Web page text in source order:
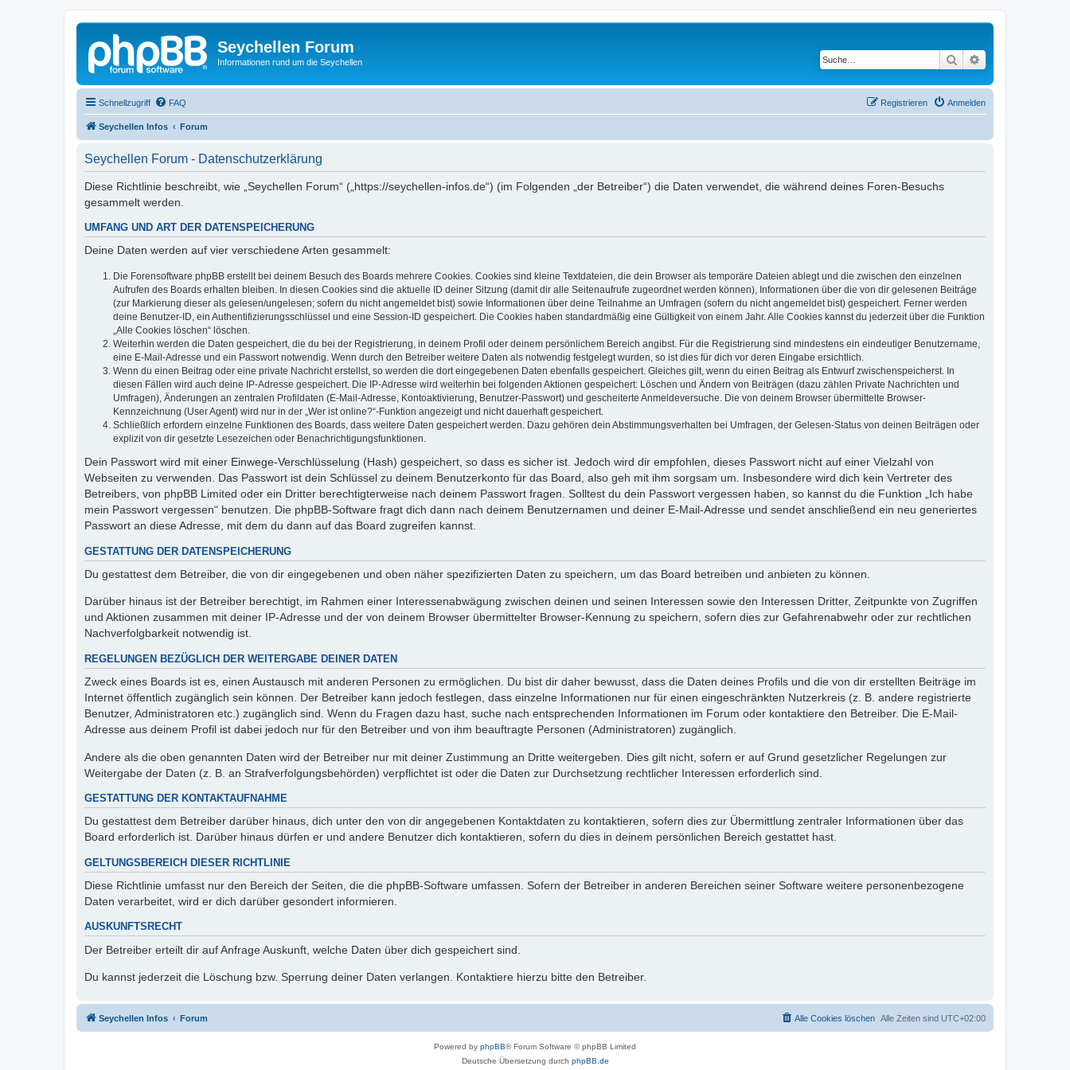
Seychellen Forum
Informationen rund um die Seychellen Suche
Schnellzugriff FAQ Anmelden
Registrieren
Seychellen Infos Forum
Seychellen Forum - Datenschutzerklärung
Diese Richtlinie beschreibt, wie „Seychellen Forum“ („https://seychellen-infos.de“) (im Folgenden „der Betreiber“) die Daten verwendet, die während deines Foren-Besuchs
gesammelt werden.
UMFANG UND ART DER DATENSPEICHERUNG
Deine Daten werden auf vier verschiedene Arten gesammelt:
Die Forensoftware phpBB erstellt bei deinem Besuch des Boards mehrere Cookies. Cookies sind kleine Textdateien, die dein Browser als temporäre Dateien ablegt und die zwischen den einzelnen
Aufrufen des Boards erhalten bleiben. In diesen Cookies sind die aktuelle ID deiner Sitzung (damit dir alle Seitenaufrufe zugeordnet werden können), Informationen über die von dir gelesenen Beiträge
(zur Markierung dieser als gelesen/ungelesen; sofern du nicht angemeldet bist) sowie Informationen über deine Teilnahme an Umfragen (sofern du nicht angemeldet bist) gespeichert. Ferner werden
deine Benutzer-ID, ein Authentifizierungsschlüssel und eine Session-ID gespeichert. Die Cookies haben standardmäßig eine Gültigkeit von einem Jahr. Alle Cookies kannst du jederzeit über die Funktion
„Alle Cookies löschen“ löschen.
Weiterhin werden die Daten gespeichert, die du bei der Registrierung, in deinem Profil oder deinem persönlichem Bereich angibst. Für die Registrierung sind mindestens ein eindeutiger Benutzername,
eine E-Mail-Adresse und ein Passwort notwendig. Wenn durch den Betreiber weitere Daten als notwendig festgelegt wurden, so ist dies für dich vor deren Eingabe ersichtlich.
Wenn du einen Beitrag oder eine private Nachricht erstellst, so werden die dort eingegebenen Daten ebenfalls gespeichert. Gleiches gilt, wenn du einen Beitrag als Entwurf zwischenspeicherst. In
diesen Fällen wird auch deine IP-Adresse gespeichert. Die IP-Adresse wird weiterhin bei folgenden Aktionen gespeichert: Löschen und Ändern von Beiträgen (dazu zählen Private Nachrichten und
Umfragen), Änderungen an zentralen Profildaten (E-Mail-Adresse, Kontoaktivierung, Benutzer-Passwort) und gescheiterte Anmeldeversuche. Die von deinem Browser übermittelte Browser-
Kennzeichnung (User Agent) wird nur in der „Wer ist online?“-Funktion angezeigt und nicht dauerhaft gespeichert.
Schließlich erfordern einzelne Funktionen des Boards, dass weitere Daten gespeichert werden. Dazu gehören dein Abstimmungsverhalten bei Umfragen, der Gelesen-Status von deinen Beiträgen oder
explizit von dir gesetzte Lesezeichen oder Benachrichtigungsfunktionen.
Dein Passwort wird mit einer Einwege-Verschlüsselung (Hash) gespeichert, so dass es sicher ist. Jedoch wird dir empfohlen, dieses Passwort nicht auf einer Vielzahl von
Webseiten zu verwenden. Das Passwort ist dein Schlüssel zu deinem Benutzerkonto für das Board, also geh mit ihm sorgsam um. Insbesondere wird dich kein Vertreter des
Betreibers, von phpBB Limited oder ein Dritter berechtigterweise nach deinem Passwort fragen. Solltest du dein Passwort vergessen haben, so kannst du die Funktion „Ich habe
mein Passwort vergessen“ benutzen. Die phpBB-Software fragt dich dann nach deinem Benutzernamen und deiner E-Mail-Adresse und sendet anschließend ein neu generiertes
Passwort an diese Adresse, mit dem du dann auf das Board zugreifen kannst.
GESTATTUNG DER DATENSPEICHERUNG
Du gestattest dem Betreiber, die von dir eingegebenen und oben näher spezifizierten Daten zu speichern, um das Board betreiben und anbieten zu können.
Darüber hinaus ist der Betreiber berechtigt, im Rahmen einer Interessenabwägung zwischen deinen und seinen Interessen sowie den Interessen Dritter, Zeitpunkte von Zugriffen
und Aktionen zusammen mit deiner IP-Adresse und der von deinem Browser übermittelter Browser-Kennung zu speichern, sofern dies zur Gefahrenabwehr oder zur rechtlichen
Nachverfolgbarkeit notwendig ist.
REGELUNGEN BEZÜGLICH DER WEITERGABE DEINER DATEN
Zweck eines Boards ist es, einen Austausch mit anderen Personen zu ermöglichen. Du bist dir daher bewusst, dass die Daten deines Profils und die von dir erstellten Beiträge im
Internet öffentlich zugänglich sein können. Der Betreiber kann jedoch festlegen, dass einzelne Informationen nur für einen eingeschränkten Nutzerkreis (z. B. andere registrierte
Benutzer, Administratoren etc.) zugänglich sind. Wenn du Fragen dazu hast, suche nach entsprechenden Informationen im Forum oder kontaktiere den Betreiber. Die E-Mail-
Adresse aus deinem Profil ist dabei jedoch nur für den Betreiber und von ihm beauftragte Personen (Administratoren) zugänglich.
Andere als die oben genannten Daten wird der Betreiber nur mit deiner Zustimmung an Dritte weitergeben. Dies gilt nicht, sofern er auf Grund gesetzlicher Regelungen zur
Weitergabe der Daten (z. B. an Strafverfolgungsbehörden) verpflichtet ist oder die Daten zur Durchsetzung rechtlicher Interessen erforderlich sind.
GESTATTUNG DER KONTAKTAUFNAHME
Du gestattest dem Betreiber darüber hinaus, dich unter den von dir angegebenen Kontaktdaten zu kontaktieren, sofern dies zur Übermittlung zentraler Informationen über das
Board erforderlich ist. Darüber hinaus dürfen er und andere Benutzer dich kontaktieren, sofern du dies in deinem persönlichen Bereich gestattet hast.
GELTUNGSBEREICH DIESER RICHTLINIE
Diese Richtlinie umfasst nur den Bereich der Seiten, die die phpBB-Software umfassen. Sofern der Betreiber in anderen Bereichen seiner Software weitere personenbezogene
Daten verarbeitet, wird er dich darüber gesondert informieren.
AUSKUNFTSRECHT
Der Betreiber erteilt dir auf Anfrage Auskunft, welche Daten über dich gespeichert sind.
Du kannst jederzeit die Löschung bzw. Sperrung deiner Daten verlangen. Kontaktiere hierzu bitte den Betreiber.
Seychellen Infos Forum Alle Zeiten sind UTC+02:00
Alle Cookies löschen
Powered by phpBB® Forum Software © phpBB Limited
Deutsche Übersetzung durch phpBB.de